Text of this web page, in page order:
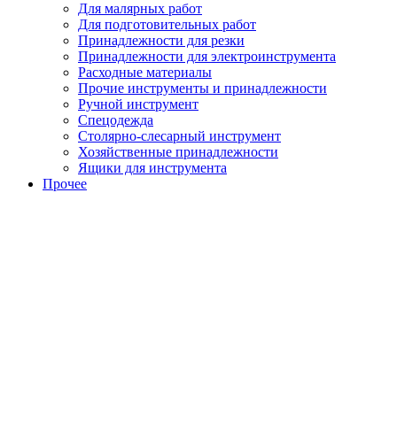
Для малярных работ
Для подготовительных работ
Принадлежности для резки
Принадлежности для электроинструмента
Расходные материалы
Прочие инструменты и принадлежности
Ручной инструмент
Спецодежда
Столярно-слесарный инструмент
Хозяйственные принадлежности
Ящики для инструмента
Прочее